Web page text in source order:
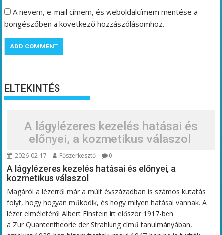
A nevem, e-mail címem, és weboldalcímem mentése a
böngészőben a következő hozzászólásomhoz.
ELTEKINTÉS
A lágylézeres kezelés hatásai és
előnyei, a kozmetikus válaszol
2026-02-17 Főszerkesztő 0
A lágylézeres kezelés hatásai és előnyei, a
kozmetikus válaszol
Magáról a lézerről már a múlt évszázadban is számos kutatás
folyt, hogy hogyan működik, és hogy milyen hatásai vannak. A
lézer elméletéről Albert Einstein írt először 1917-ben
a Zur Quantentheorie der Strahlung című tanulmányában,